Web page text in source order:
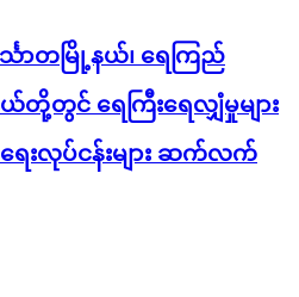
သာတမြို့နယ်၊ ရေကြည်
တို့တွင် ရေကြီးရေလျှံမှုများ
လုပ်ငန်းများ ဆက်လက်